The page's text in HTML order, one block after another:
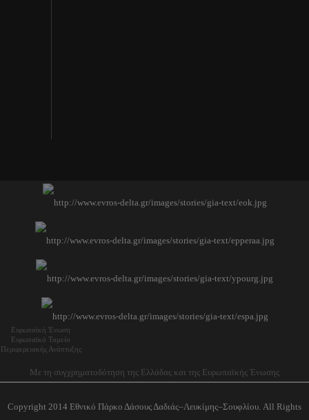
Ευρωπαϊκή Ένωση
Ευρωπαϊκό Ταμείο
Περιφερειακής Ανάπτυξης
Με τη συγχρηματοδότηση της Ελλάδας και της Ευρωπαϊκής Ένωσης
Copyright 2014 Εθνικό Πάρκο Δάσους Δαδιάς–Λευκίμης–Σουφλίου. All Rights